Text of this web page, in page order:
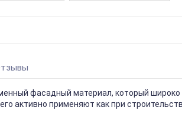
фасадный материал, который широко
активно применяют как при